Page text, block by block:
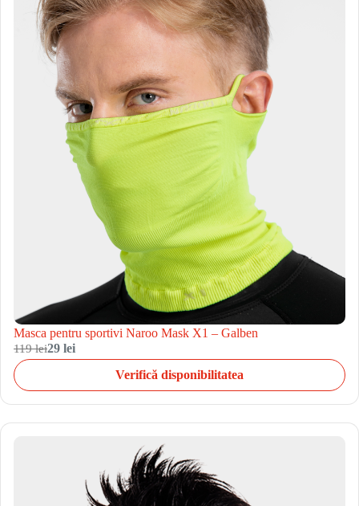
Masca pentru sportivi Naroo Mask X1 – Galben
119 lei29 lei
Verifică disponibilitatea